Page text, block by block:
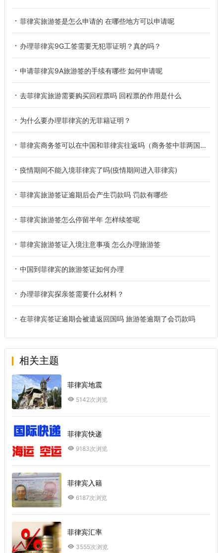
菲律宾旅游签是怎么申请的 在哪些地方可以申请呢
办理菲律宾9G工签需要无犯罪证明？真的吗？
申请菲律宾9A旅游签的手续有哪些 如何申请呢
去菲律宾旅游需要购买回程票吗 回程票的作用是什么
为什么要办理菲律宾的无菲籍证明？
菲律宾商务签可以在中国和菲律宾往返吗（商务签中菲两国往返讲解）
疫情期间不能入境菲律宾了吗(疫情期间进入菲律宾)
菲律宾旅游签证逾期后会产生罚款吗 罚款有哪些
菲律宾旅游签怎么停留半年 怎样续签呢
菲律宾旅游签证入境注意事项 怎么办理旅游签
中国到菲律宾的旅游签证如何办理
办理菲律宾探亲签需要什么材料？
在菲律宾签证逾期会被遣返回国吗 旅游签逾期了会罚款吗
相关主题
菲律宾地震
5142次浏览
菲律宾快递
9183次浏览
菲律宾入籍
6187次浏览
菲律宾汇率
3555次浏览